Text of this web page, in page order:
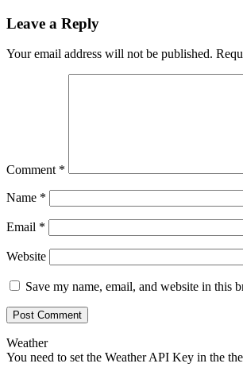
Leave a Reply
Your email address will not be published.
Comment *
Name *
Email *
Website
Save my name, email, and website in this
Weather
You need to set the Weather API Key in the